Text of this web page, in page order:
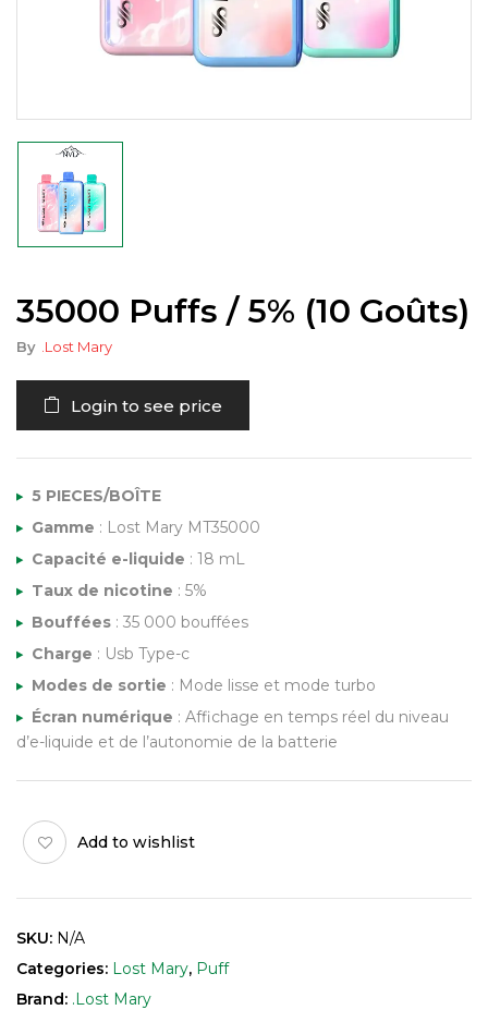
35000 Puffs / 5% (10 Goûts)
By .Lost Mary
Login to see price
5 PIECES/BOÎTE
Gamme : Lost Mary MT35000
Capacité e-liquide : 18 mL
Taux de nicotine : 5%
Bouffées : 35 000 bouffées
Charge : Usb Type-c
Modes de sortie : Mode lisse et mode turbo
Écran numérique : Affichage en temps réel du niveau
d’e-liquide et de l’autonomie de la batterie
Add to wishlist
SKU: N/A
Categories: Lost Mary, Puff
Brand: .Lost Mary